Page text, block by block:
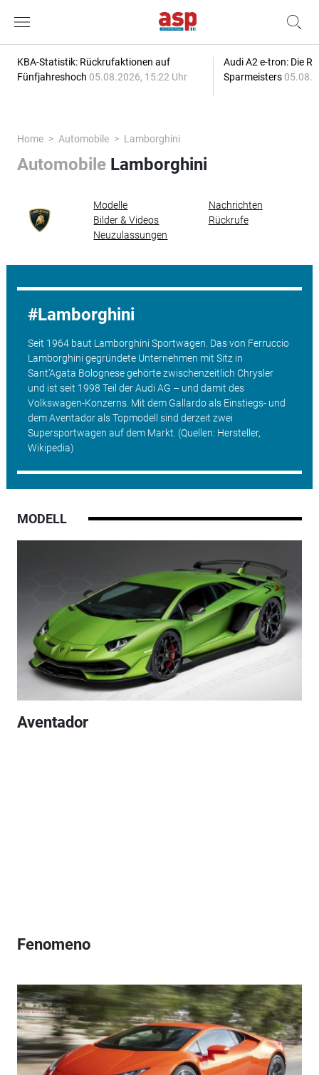
KBA-Statistik: Rückrufaktionen auf
Fünfjahreshoch 05.08.2026, 15:22 Uhr
Audi A2 e-tron: Die
Sparmeisters
Home Automobile Lamborghini
Automobile Lamborghini
Modelle
Nachrichten
Bilder & Videos
Rückrufe
Neuzulassungen
Lamborghini
Seit 1964 baut Lamborghini Sportwagen. Das von Ferruccio
Lamborghini gegründete Unternehmen mit Sitz in
Sant’Agata Bolognese gehörte zwischenzeitlich Chrysler
und ist seit 1998 Teil der Audi AG – und damit des
Volkswagen-Konzerns. Mit dem Gallardo als Einstiegs- und
dem Aventador als Topmodell sind derzeit zwei
Supersportwagen auf dem Markt. (Quellen: Hersteller,
Wikipedia)
MODELL
Aventador
Fenomeno